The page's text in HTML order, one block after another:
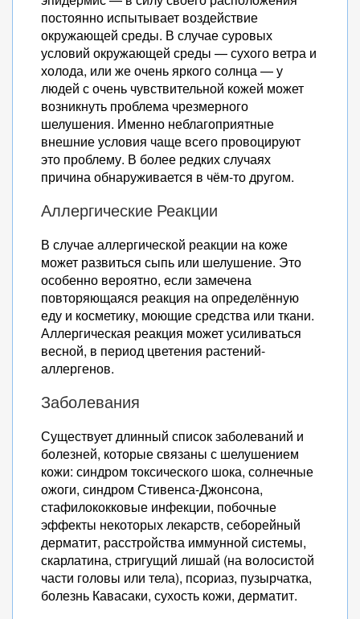
постоянно испытывает воздействие
окружающей среды. В случае суровых
условий окружающей среды — сухого ветра и
холода, или же очень яркого солнца — у
людей с очень чувствительной кожей может
возникнуть проблема чрезмерного
шелушения. Именно неблагоприятные
внешние условия чаще всего провоцируют
это проблему. В более редких случаях
причина обнаруживается в чём-то другом.
Аллергические Реакции
В случае аллергической реакции на коже
может развиться сыпь или шелушение. Это
особенно вероятно, если замечена
повторяющаяся реакция на определённую
еду и косметику, моющие средства или ткани.
Аллергическая реакция может усиливаться
весной, в период цветения растений-
аллергенов.
Заболевания
Существует длинный список заболеваний и
болезней, которые связаны с шелушением
кожи: синдром токсического шока, солнечные
ожоги, синдром Стивенса-Джонсона,
стафилококковые инфекции, побочные
эффекты некоторых лекарств, себорейный
дерматит, расстройства иммунной системы,
скарлатина, стригущий лишай (на волосистой
части головы или тела), псориаз, пузырчатка,
болезнь Кавасаки, сухость кожи, дерматит.